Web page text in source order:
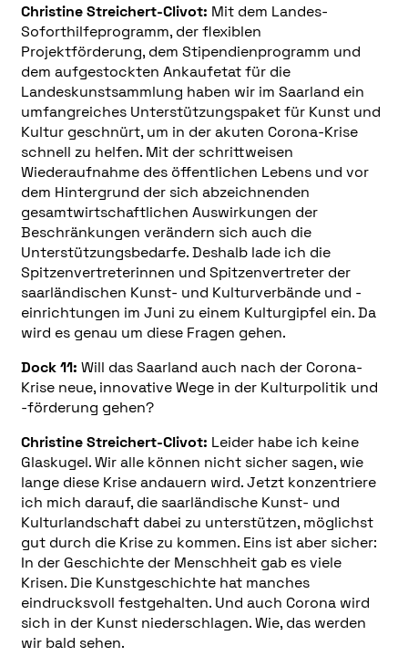
Christine Streichert-Clivot: Mit dem Landes-
Soforthilfeprogramm, der flexiblen
Projektförderung, dem Stipendienprogramm und
dem aufgestockten Ankaufetat für die
Landeskunstsammlung haben wir im Saarland ein
umfangreiches Unterstützungspaket für Kunst und
Kultur geschnürt, um in der akuten Corona-Krise
schnell zu helfen. Mit der schrittweisen
Wiederaufnahme des öffentlichen Lebens und vor
dem Hintergrund der sich abzeichnenden
gesamtwirtschaftlichen Auswirkungen der
Beschränkungen verändern sich auch die
Unterstützungsbedarfe. Deshalb lade ich die
Spitzenvertreterinnen und Spitzenvertreter der
saarländischen Kunst- und Kulturverbände und -
einrichtungen im Juni zu einem Kulturgipfel ein. Da
wird es genau um diese Fragen gehen.
Dock 11: Will das Saarland auch nach der Corona-
Krise neue, innovative Wege in der Kulturpolitik und
-förderung gehen?
Christine Streichert-Clivot: Leider habe ich keine
Glaskugel. Wir alle können nicht sicher sagen, wie
lange diese Krise andauern wird. Jetzt konzentriere
ich mich darauf, die saarländische Kunst- und
Kulturlandschaft dabei zu unterstützen, möglichst
gut durch die Krise zu kommen. Eins ist aber sicher:
In der Geschichte der Menschheit gab es viele
Krisen. Die Kunstgeschichte hat manches
eindrucksvoll festgehalten. Und auch Corona wird
sich in der Kunst niederschlagen. Wie, das werden
wir bald sehen.